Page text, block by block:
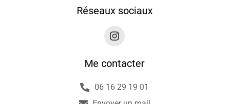
Réseaux sociaux
Me contacter
06 16 29 19 01